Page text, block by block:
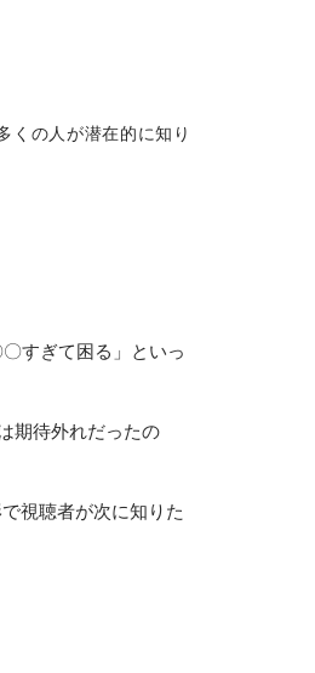
くの人が潜在的に知り
すぎて困る」といっ
期待外れだったの
視聴者が次に知りた